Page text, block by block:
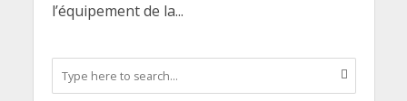
l’équipement de la...